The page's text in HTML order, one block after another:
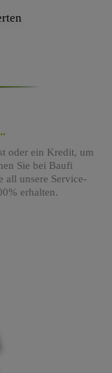
oder ein Kredit, um
Sie bei Baufi
all unsere Service-
erhalten.